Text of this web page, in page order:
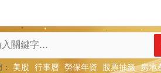
美股 行事曆 勞保年資 股票抽籤 房地